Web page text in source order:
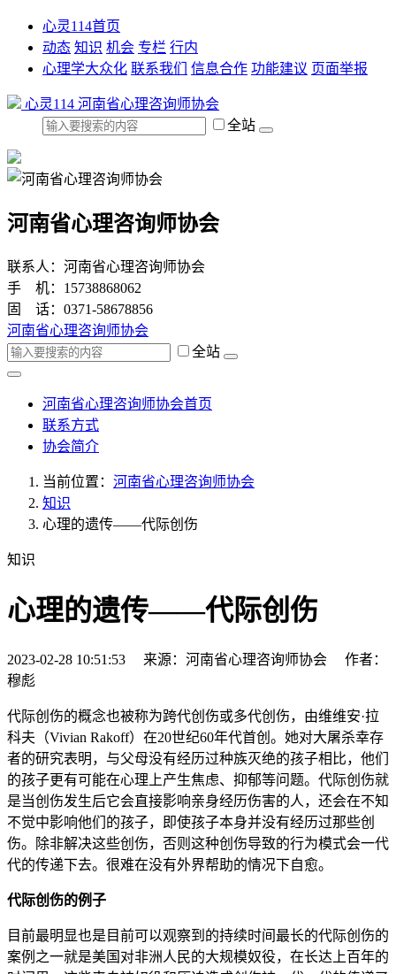
心灵114首页
动态 知识 机会 专栏 行内
心理学大众化 联系我们 信息合作 功能建议 页面举报
心灵114 河南省心理咨询师协会
全站
河南省心理咨询师协会
联系人：河南省心理咨询师协会
手 机：15738868062
固 话：0371-58678856
河南省心理咨询师协会
全站
河南省心理咨询师协会首页
联系方式
协会简介
当前位置： 河南省心理咨询师协会
知识
心理的遗传——代际创伤
知识
心理的遗传——代际创伤
2023-02-28 10:51:53 来源：河南省心理咨询师协会 作者：
穆彪
代际创伤的概念也被称为跨代创伤或多代创伤，由维维安·拉
科夫（Vivian Rakoff）在20世纪60年代首创。她对大屠杀幸存
者的研究表明，与父母没有经历过种族灭绝的孩子相比，他们
的孩子更有可能在心理上产生焦虑、抑郁等问题。代际创伤就
是当创伤发生后它会直接影响亲身经历伤害的人，还会在不知
不觉中影响他们的孩子，即使孩子本身并没有经历过那些创
伤。除非解决这些创伤，否则这种创伤导致的行为模式会一代
代的传递下去。很难在没有外界帮助的情况下自愈。
代际创伤的例子
目前最明显也是目前可以观察到的持续时间最长的代际创伤的
案例之一就是美国对非洲人民的大规模奴役，在长达上百年的